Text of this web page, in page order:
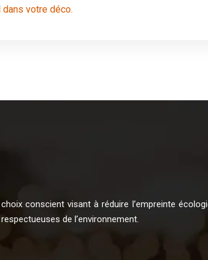
votre déco.
conscient visant à réduire l’empreinte
de l’environnement.